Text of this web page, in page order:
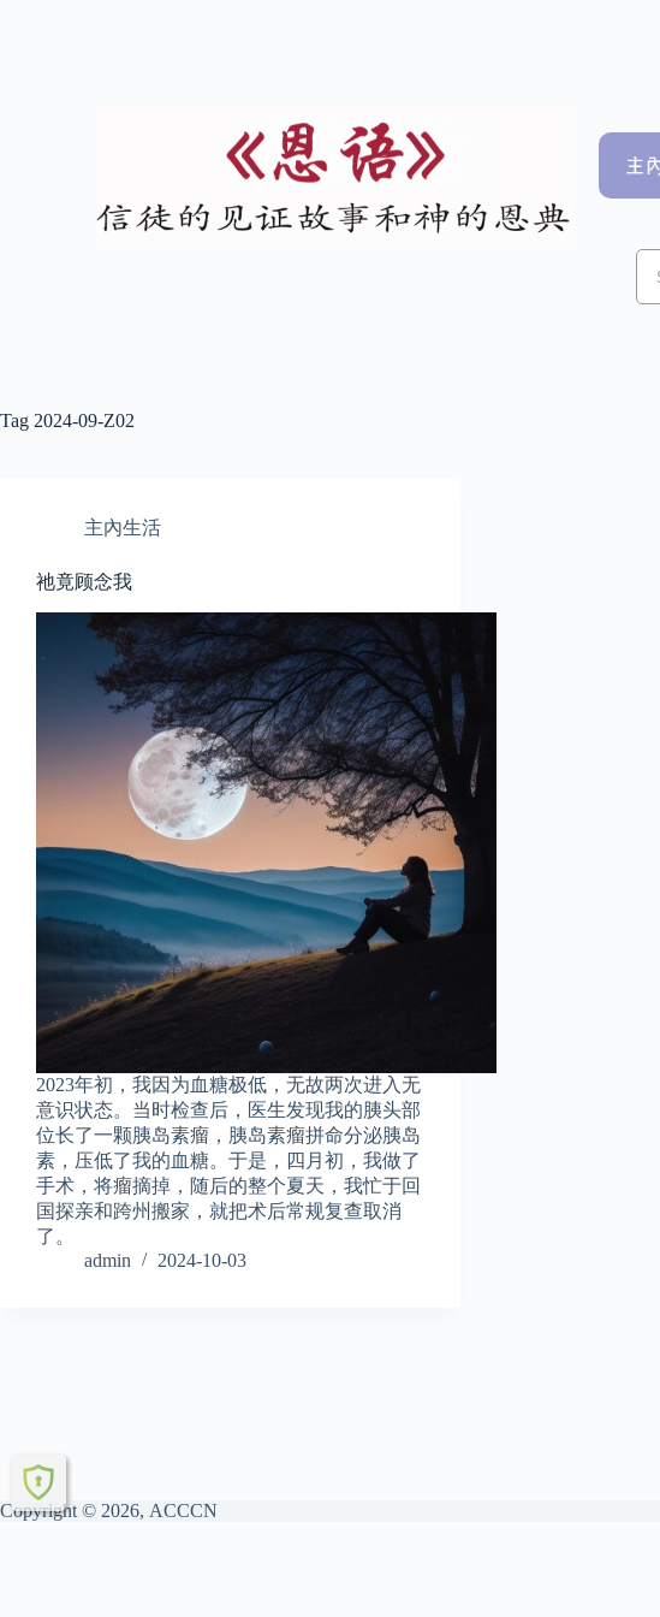
Tag 2024-09-Z02
主內生活
祂竟顾念我
2023年初，我因为血糖极低，无故两次进入无
意识状态。当时检查后，医生发现我的胰头部
位长了一颗胰岛素瘤，胰岛素瘤拼命分泌胰岛
素，压低了我的血糖。于是，四月初，我做了
手术，将瘤摘掉，随后的整个夏天，我忙于回
国探亲和跨州搬家，就把术后常规复查取消
了。
admin
2024-10-03
Copyright © 2026, ACCCN